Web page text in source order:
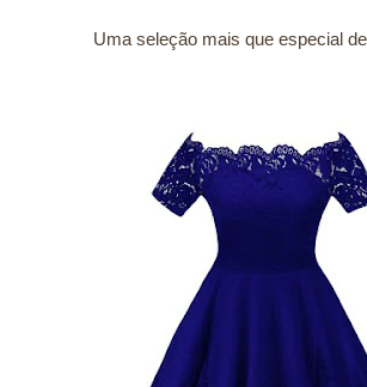
Uma seleção mais que especial